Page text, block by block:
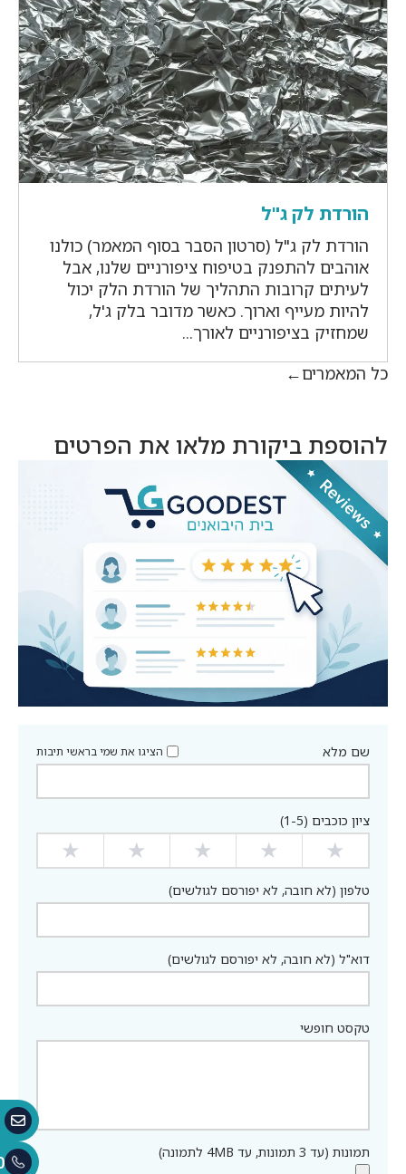
הורדת לק ג"ל
הורדת לק ג"ל (סרטון הסבר בסוף המאמר) כולנו
אוהבים להתפנק בטיפוח ציפורניים שלנו, אבל
לעיתים קרובות התהליך של הורדת הלק יכול
להיות מעייף וארוך. כאשר מדובר בלק ג'ל,
שמחזיק בציפורניים לאורך...
כל המאמרים
להוספת ביקורת מלאו את הפרטים
שם מלא הציגו את שמי בראשי תיבות
ציון כוכבים (1-5)
★
★
★
★
★
טלפון (לא חובה, לא יפורסם לגולשים)
דוא"ל (לא חובה, לא יפורסם לגולשים)
טקסט חופשי
תמונות (עד 3 תמונות, עד 4MB לתמונה)